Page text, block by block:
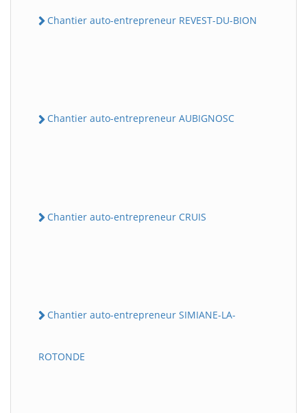
Chantier auto-entrepreneur REVEST-DU-BION
Chantier auto-entrepreneur AUBIGNOSC
Chantier auto-entrepreneur CRUIS
Chantier auto-entrepreneur SIMIANE-LA-
ROTONDE